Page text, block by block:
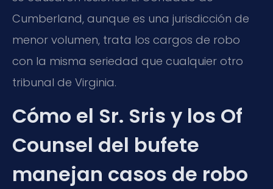
Cumberland, aunque es una jurisdicción de
menor volumen, trata los cargos de robo
con la misma seriedad que cualquier otro
tribunal de Virginia.
Cómo el Sr. Sris y los Of
Counsel del bufete
manejan casos de robo